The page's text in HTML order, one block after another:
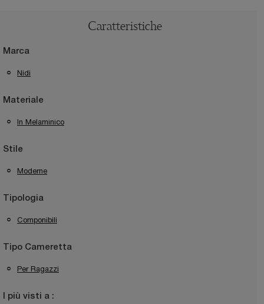
Caratteristiche
Marca
Nidi
Materiale
In Melaminico
Stile
Moderne
Tipologia
Componibili
Tipo Cameretta
Per Ragazzi
I più visti a :